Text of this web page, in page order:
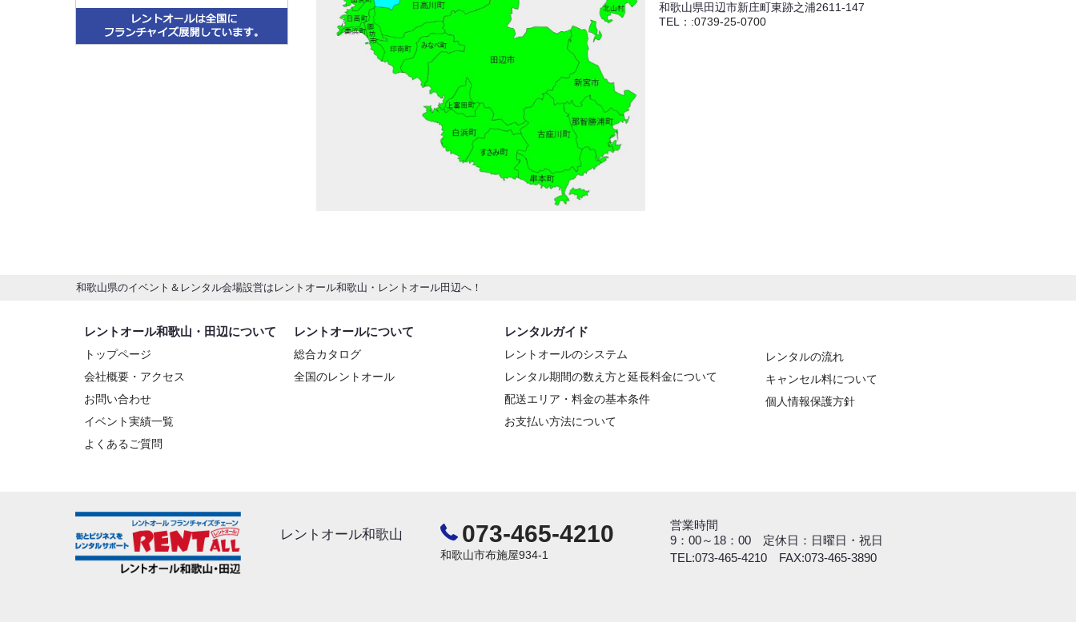
和歌山県田辺市新庄町東跡之浦2611-147
TEL：:0739-25-0700
和歌山県のイベント＆レンタル会場設営はレントオール和歌山・レントオール田辺へ！
レントオール和歌山・田辺について
トップページ
会社概要・アクセス
お問い合わせ
イベント実績一覧
よくあるご質問
レントオールについて
総合カタログ
全国のレントオール
レンタルガイド
レントオールのシステム
レンタル期間の数え方と延長料金について
配送エリア・料金の基本条件
お支払い方法について
レンタルの流れ
キャンセル料について
個人情報保護方針
レントオール和歌山 073-465-4210
和歌山市布施屋934-1
営業時間
9：00～18：00 定休日：日曜日・祝日
TEL:073-465-4210 FAX:073-465-3890